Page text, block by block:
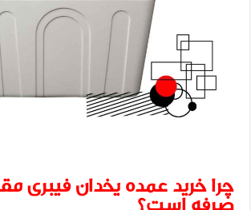
چرا خرید عمده یخدان فیبری